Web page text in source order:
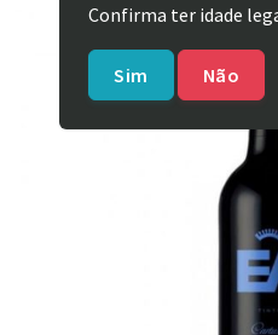
Confirma ter idade
Sim Não